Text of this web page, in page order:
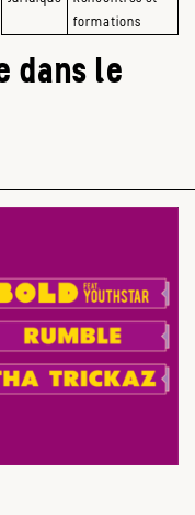
formations
dans le